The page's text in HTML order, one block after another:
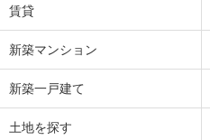
賃貸
新築マンション
新築一戸建て
土地を探す